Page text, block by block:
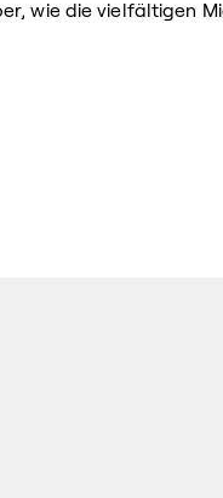
wie die vielfältigen